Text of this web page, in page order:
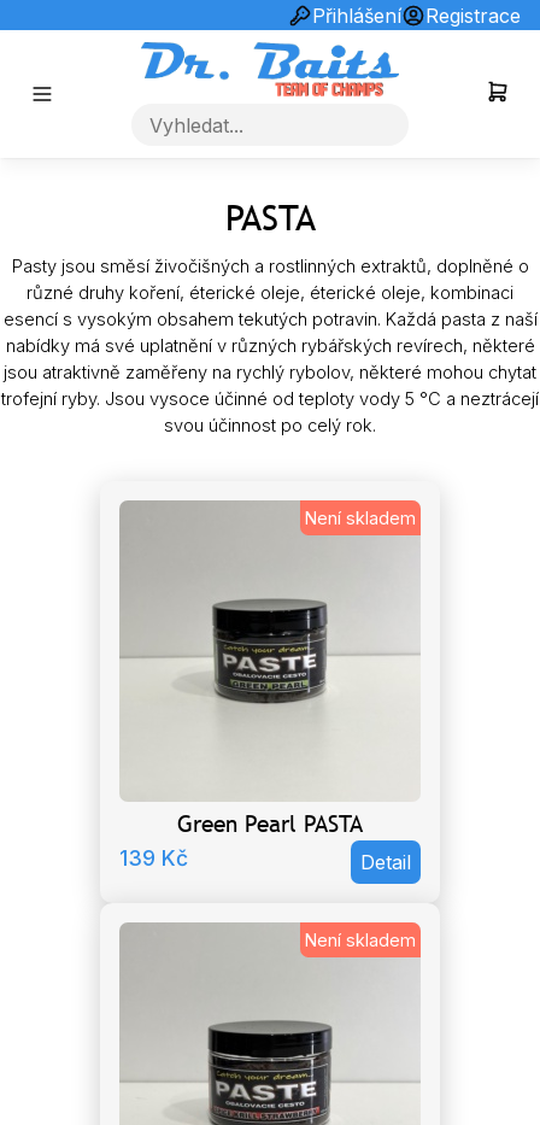
+420731253510Přihlášení Registrace
PASTA
Pasty jsou směsí živočišných a rostlinných extraktů, doplněné o
různé druhy koření, éterické oleje, éterické oleje, kombinaci
esencí s vysokým obsahem tekutých potravin. Každá pasta z naší
nabídky má své uplatnění v různých rybářských revírech, některé
jsou atraktivně zaměřeny na rychlý rybolov, některé mohou chytat
trofejní ryby. Jsou vysoce účinné od teploty vody 5 °C a neztrácejí
svou účinnost po celý rok.
Není skladem
Green Pearl PASTA
139 Kč Detail
Není skladem